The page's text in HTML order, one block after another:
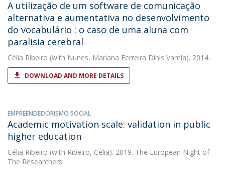
A utilização de um software de comunicação
alternativa e aumentativa no desenvolvimento
do vocabulário : o caso de uma aluna com
paralisia cerebral
Célia Ribeiro (with Nunes, Mariana Ferreira Dinis Varela). 2014.
DOWNLOAD AND MORE DETAILS
EMPREENDEDORISMO SOCIAL
Academic motivation scale: validation in public
higher education
Célia Ribeiro (with Ribeiro, Célia). 2019. The European Night of
The Researchers